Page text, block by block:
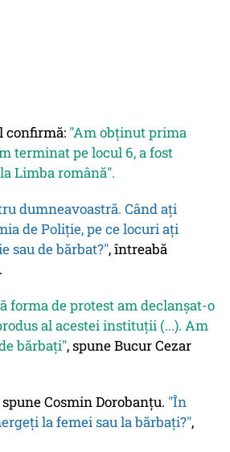
confirmă: "Am obținut prima
terminat pe locul 6, a fost
Limba română".
dumneavoastră. Când ați
de Poliție, pe ce locuri ați
sau de bărbat?", întreabă
forma de protest am declanșat-o
al acestei instituții (...). Am
bărbați", spune Bucur Cezar
spune Cosmin Dorobanțu. "În
la femei sau la bărbați?",